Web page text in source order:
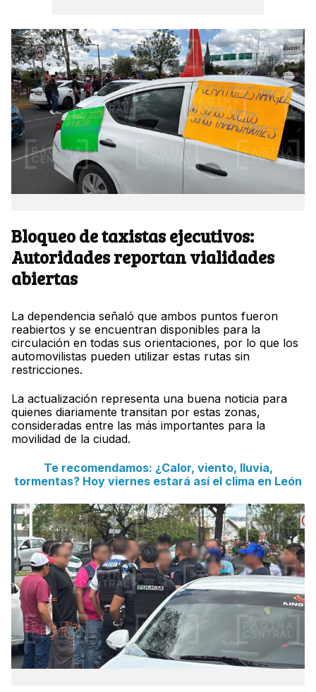
Bloqueo de taxistas ejecutivos:
Autoridades reportan vialidades
abiertas
La dependencia señaló que ambos puntos fueron
reabiertos y se encuentran disponibles para la
circulación en todas sus orientaciones, por lo que los
automovilistas pueden utilizar estas rutas sin
restricciones.
La actualización representa una buena noticia para
quienes diariamente transitan por estas zonas,
consideradas entre las más importantes para la
movilidad de la ciudad.
Te recomendamos: ¿Calor, viento, lluvia,
tormentas? Hoy viernes estará así el clima en León